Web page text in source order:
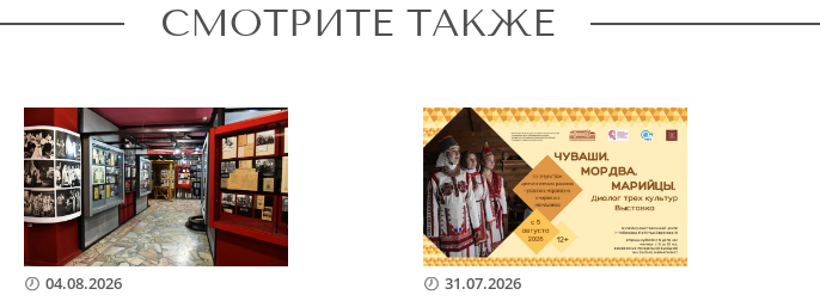
СМОТРИТЕ ТАКЖЕ
04.08.2026 31.07.2026